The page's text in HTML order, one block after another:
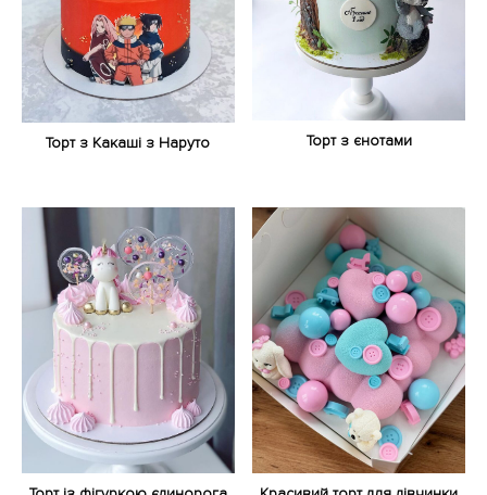
Торт з Какаші з Наруто Торт з єнотами